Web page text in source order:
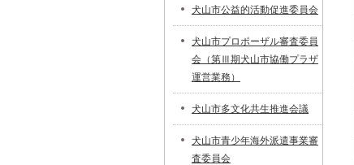
犬山市公益的活動促進委員会
犬山市プロポーザル審査委員
会（第Ⅲ期犬山市協働プラザ
運営業務）
犬山市多文化共生推進会議
犬山市青少年海外派遣事業審
査委員会